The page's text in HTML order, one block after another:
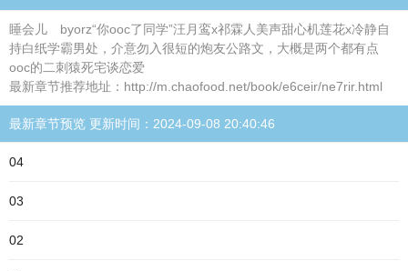
睡会儿 byorz“你ooc了同学”汪月鸾x祁霖人美声甜心机莲花x冷静自
持白纸学霸男处，介意勿入很短的炮友公路文，大概是两个都有点
ooc的二刺猿死宅谈恋爱
最新章节推荐地址：http://m.chaofood.net/book/e6ceir/ne7rir.html
最新章节预览 更新时间：2024-09-08 20:40:46
04
03
02